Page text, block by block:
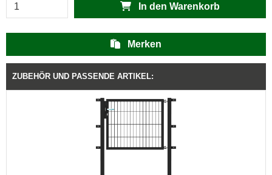
In den Warenkorb
Merken
ZUBEHÖR UND PASSENDE ARTIKEL: